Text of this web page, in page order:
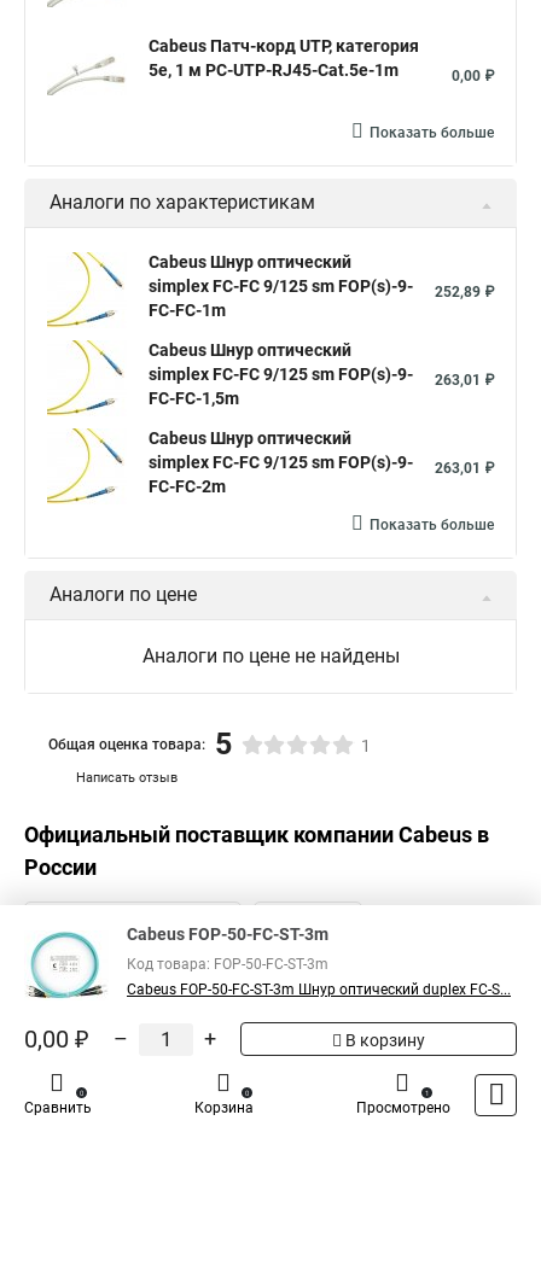
Cabeus Патч-корд UTP, категория
5e, 1 м PC-UTP-RJ45-Cat.5e-1m
0,00 ₽
Показать больше
Аналоги по характеристикам
Cabeus Шнур оптический
simplex FC-FC 9/125 sm FOP(s)-9-
FC-FC-1m
252,89 ₽
Cabeus Шнур оптический
simplex FC-FC 9/125 sm FOP(s)-9-
FC-FC-1,5m
263,01 ₽
Cabeus Шнур оптический
simplex FC-FC 9/125 sm FOP(s)-9-
FC-FC-2m
263,01 ₽
Показать больше
Аналоги по цене
Аналоги по цене не найдены
Написать отзыв
Общая оценка товара: 5 1
Официальный поставщик компанииCabeus в
России
Cabeus FOP-50-FC-ST-3m
Код товара: FOP-50-FC-ST-3m
Cabeus FOP-50-FC-ST-3m Шнур оптический duplex FC-S...
0,00 ₽ – + В корзину
Сравнить
0
Корзина
0
Просмотрено
1